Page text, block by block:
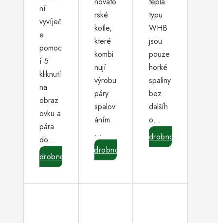
ní
vyvíječ
e
pomoc
í 5
kliknutí
na
obraz
ovku a
pára
do…
Podrobnosti
rské
kotle,
které
kombi
nují
výrobu
páry
spalov
áním
…
Podrobnosti
typu
WHB
jsou
pouze
horké
spaliny
bez
dalšíh
o…
Podrobnosti